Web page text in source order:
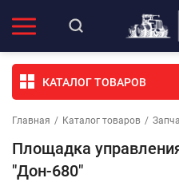
КАТАЛОГ ТОВАРОВ
Главная / Каталог товаров /
Площадка
"Дон-680"